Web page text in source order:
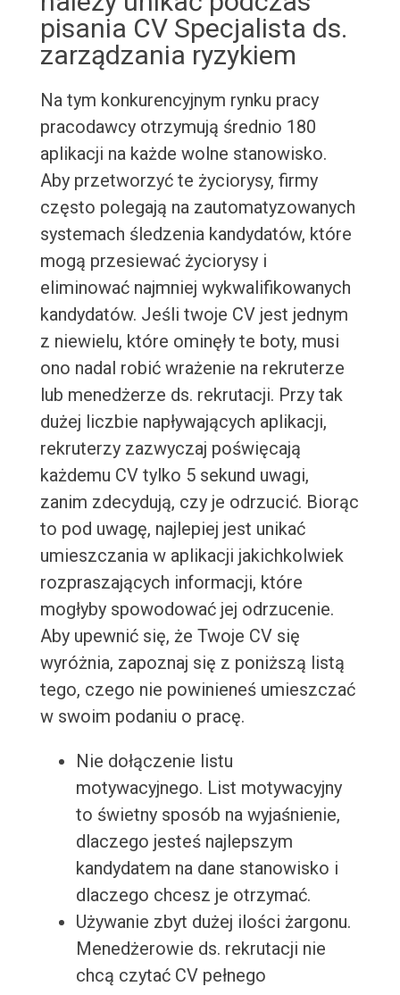
pisania CV Specjalista ds.
zarządzania ryzykiem
Na tym konkurencyjnym rynku pracy
pracodawcy otrzymują średnio 180
aplikacji na każde wolne stanowisko.
Aby przetworzyć te życiorysy, firmy
często polegają na zautomatyzowanych
systemach śledzenia kandydatów, które
mogą przesiewać życiorysy i
eliminować najmniej wykwalifikowanych
kandydatów. Jeśli twoje CV jest jednym
z niewielu, które ominęły te boty, musi
ono nadal robić wrażenie na rekruterze
lub menedżerze ds. rekrutacji. Przy tak
dużej liczbie napływających aplikacji,
rekruterzy zazwyczaj poświęcają
każdemu CV tylko 5 sekund uwagi,
zanim zdecydują, czy je odrzucić. Biorąc
to pod uwagę, najlepiej jest unikać
umieszczania w aplikacji jakichkolwiek
rozpraszających informacji, które
mogłyby spowodować jej odrzucenie.
Aby upewnić się, że Twoje CV się
wyróżnia, zapoznaj się z poniższą listą
tego, czego nie powinieneś umieszczać
w swoim podaniu o pracę.
Nie dołączenie listu
motywacyjnego. List motywacyjny
to świetny sposób na wyjaśnienie,
dlaczego jesteś najlepszym
kandydatem na dane stanowisko i
dlaczego chcesz je otrzymać.
Używanie zbyt dużej ilości żargonu.
Menedżerowie ds. rekrutacji nie
chcą czytać CV pełnego